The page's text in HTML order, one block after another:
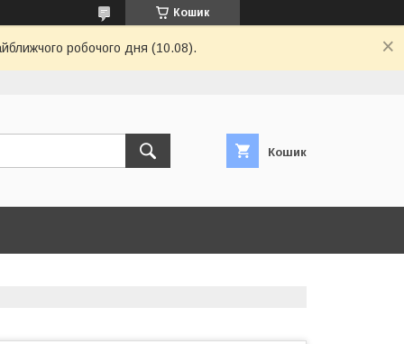
Кошик
робочого дня (10.08).
Кошик